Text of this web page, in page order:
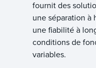
fournit des
une séparation à
une fiabilité à
conditions de
variables.